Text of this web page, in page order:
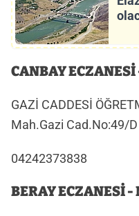
CANBAY
GAZİ CADDESİ
Mah.Gazi Cad.No:49/D
04242373838
BERAY ECZANESİ -